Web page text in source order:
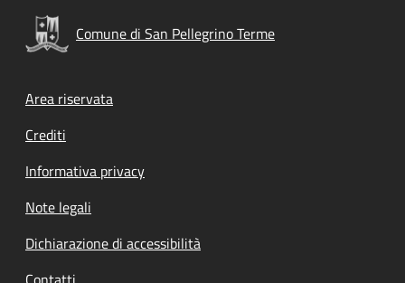
Comune di San Pellegrino Terme
Footer menu
Area riservata
Crediti
Informativa privacy
Note legali
Dichiarazione di accessibilità